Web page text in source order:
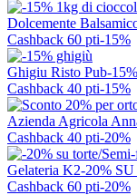
Dolcemente
Cashback 60 pti-15%
Ghigiu Risto Pub-
Cashback 40 pti-15%
Azienda Agricola
Cashback 40 pti-20%
Gelateria K2-20%
Cashback 60 pti-20%